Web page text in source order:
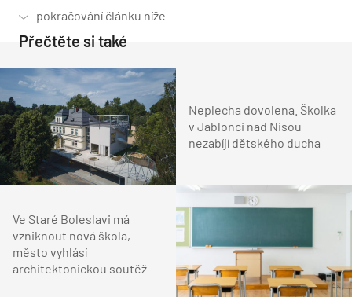
Přečtěte si také
Neplecha dovolena. Školka
v Jablonci nad Nisou
nezabíjí dětského ducha
Ve Staré Boleslavi má
vzniknout nová škola,
město vyhlásí
architektonickou soutěž